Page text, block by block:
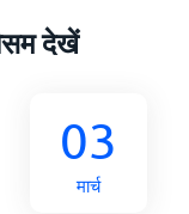
देखें
03
मार्च